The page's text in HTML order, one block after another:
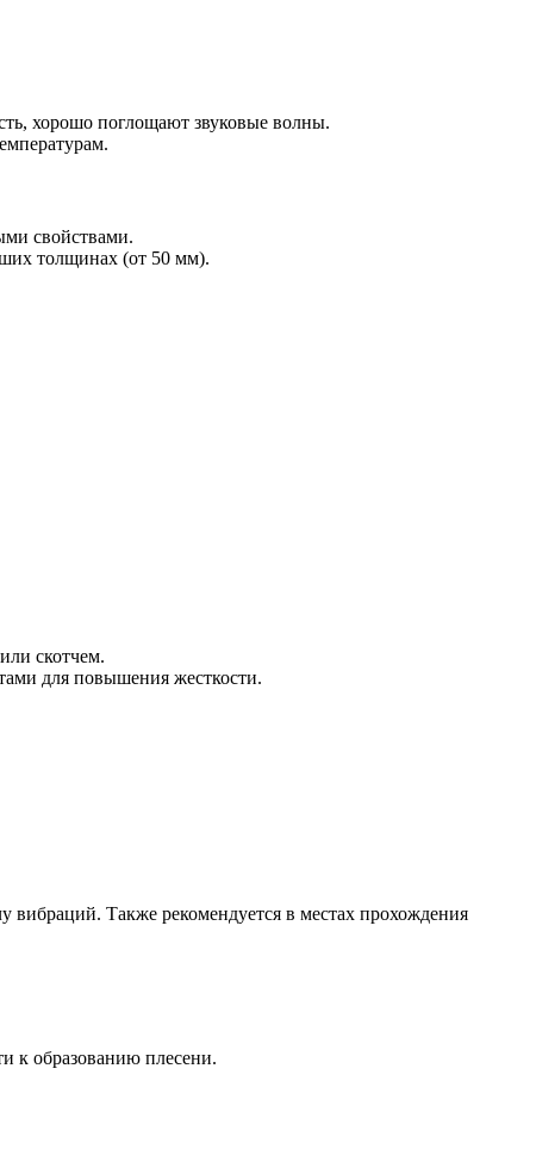
хорошо поглощают звуковые волны.
свойствами.
толщинах (от 50 мм).
скотчем.
для повышения жесткости.
вибраций. Также рекомендуется в местах прохождения
к образованию плесени.